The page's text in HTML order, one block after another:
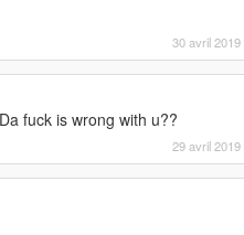
30 avril 2019
fuck is wrong with u??
29 avril 2019